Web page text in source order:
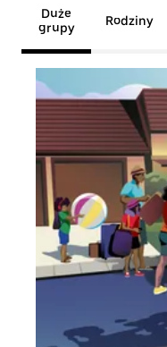
Duże
grupy
Rodziny